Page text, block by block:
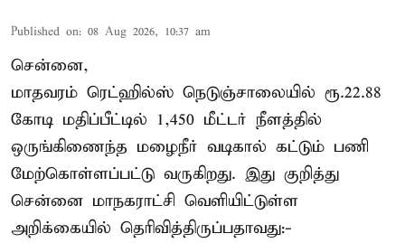
Published on: 08 Aug 2026, 10:37 am
சென்னை,
மாதவரம் ரெட்ஹில்ஸ் நெடுஞ்சாலையில் ரூ.22.88
கோடி மதிப்பீட்டில் 1,450 மீட்டர் நீளத்தில்
ஒருங்கிணைந்த மழைநீர் வடிகால் கட்டும் பணி
மேற்கொள்ளப்பட்டு வருகிறது. இது குறித்து
சென்னை மாநகராட்சி வெளியிட்டுள்ள
அறிக்கையில் தெரிவித்திருப்பதாவது:-